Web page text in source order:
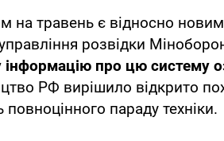
на травень є відносно
розвідки
інформацію про цю систему
РФ вирішило відкрито
параду техніки.